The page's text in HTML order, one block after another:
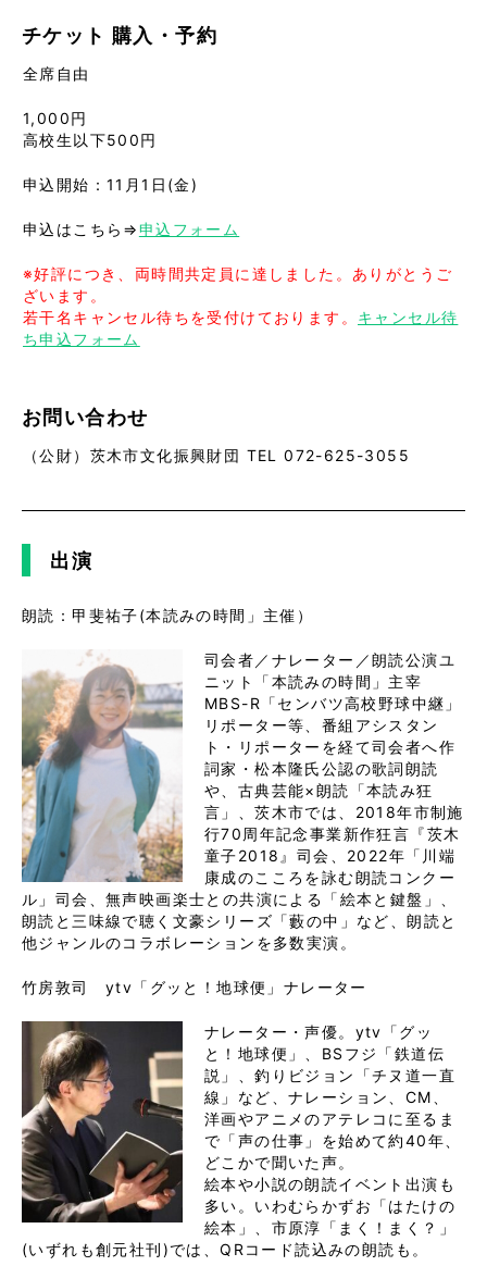
チケット 購入・予約
全席自由
1,000円
高校生以下500円
申込開始：11月1日(金)
申込はこちら⇒申込フォーム
※好評につき、両時間共定員に達しました。ありがとうご
ざいます。
若干名キャンセル待ちを受付けております。 キャンセル待
ち申込フォーム
お問い合わせ
（公財）茨木市文化振興財団 TEL 072-625-3055
出演
朗読：甲斐祐子(本読みの時間」主催）
司会者／ナレーター／朗読公演ユ
ニット「本読みの時間」主宰
MBS-R「センバツ⾼校野球中継」
リポーター等、番組アシスタン
ト・リポーターを経て司会者へ作
詞家・松本隆⽒公認の歌詞朗読
や、古典芸能×朗読「本読み狂
⾔」、茨⽊市では、2018年市制施
⾏70周年記念事業新作狂⾔『茨⽊
童⼦2018』司会、2022年「川端
康成のこころを詠む朗読コンクー
ル」司会、無声映画楽⼠との共演による「絵本と鍵盤」、
朗読と三味線で聴く⽂豪シリーズ「藪の中」など、朗読と
他ジャンルのコラボレーションを多数実演。
竹房敦司 ytv「グッと！地球便」ナレーター
ナレーター・声優。ytv「グッ
と！地球便」、BSフジ「鉄道伝
説」、釣りビジョン「チヌ道一直
線」など、ナレーション、CM、
洋画やアニメのアテレコに至るま
で「声の仕事」を始めて約40年、
どこかで聞いた声。
絵本や小説の朗読イベント出演も
多い。いわむらかずお「はたけの
絵本」、市原淳「まく！まく？」
(いずれも創元社刊)では、QRコード読込みの朗読も。